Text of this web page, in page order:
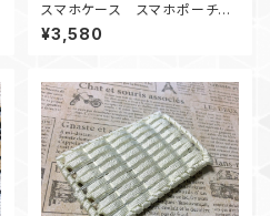
スマホケース スマホポーチ
パラコードストラップ付き ピン
ク＆グリーン
¥3,580